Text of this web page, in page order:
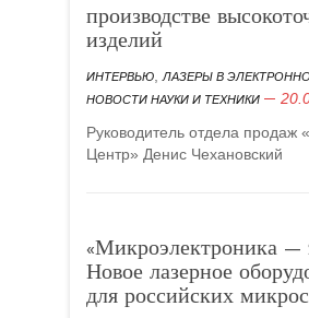
производстве
изделий
ИНТЕРВЬЮ ЛАЗЕРЫ В
НОВОСТИ НАУКИ И ТЕХНИКИ
Руководитель отдела продаж
Центр» Денис Чехановский
«Микроэлектроника —
Новое лазерное
для российских